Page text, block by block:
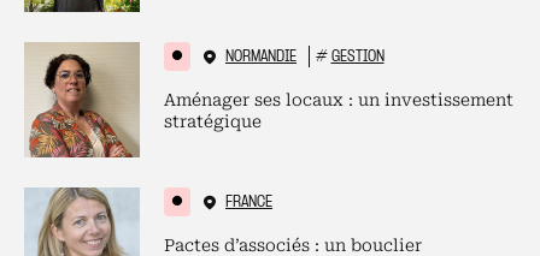
NORMANDIE # GESTION
Aménager ses locaux : un investissement
stratégique
FRANCE
Pactes d’associés : un bouclier